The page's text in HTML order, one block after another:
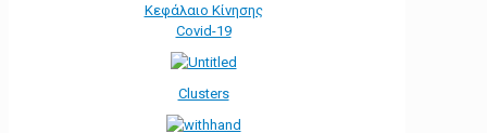
Κεφάλαιο Κίνησης
Covid-19
Clusters